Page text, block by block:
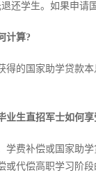
还学生。如果申
计算?
的国家助学贷款
业生直招军士如何享
学费补偿或国家助
或代偿高职学习阶